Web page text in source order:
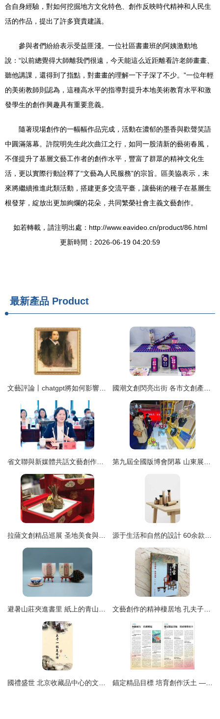
合自身經驗，對如何挖掘地方文化特色、創作反映時代精神和人民生
活的作品，提出了許多寶貴建議。
參與者們紛紛表示受益匪淺。一位社區書畫班的阿姨激動地
說：“以前總覺得大師離我們很遠，今天能這么近距離看許老師畫畫、
聽他講課，還得到了指點，對畫畫的理解一下子深了不少。”一位年輕
的美術教師則認為，這種高水平的指導對提升本地美術教育水平和激
發學生的創作興趣具有重要意義。
隨著現場創作的一幅幅作品完成，活動在濃郁的墨香與歡聲笑語
中圓滿落幕。許院明先生此次曲江之行，如同一股清新的藝術春風，
不僅提升了基層文藝工作者的創作水平，豐富了群眾的精神文化生
活，更以實際行動詮釋了“文藝為人民服務”的宗旨。區美協表示，未
來將繼續推進此類活動，搭建更多交流平臺，讓藝術的種子在基層生
根發芽，綻放出更加絢爛的花朵，共同繁榮社會主義文藝創作。
如若轉載，請注明出處：http://www.eavideo.cn/product/86.html
更新時間：2026-06-19 04:20:59
最新產品 Product